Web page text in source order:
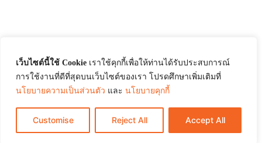
เว็บไซต์นี้ใช้ Cookie เราใช้คุกกี้เพื่อให้ท่านได้รับประสบการณ์
การใช้งานที่ดีที่สุดบนเว็บไซต์ของเรา โปรดศึกษาเพิ่มเติมที่
นโยบายความเป็นส่วนตัว และ นโยบายคุกกี้
Customise Reject All Accept All